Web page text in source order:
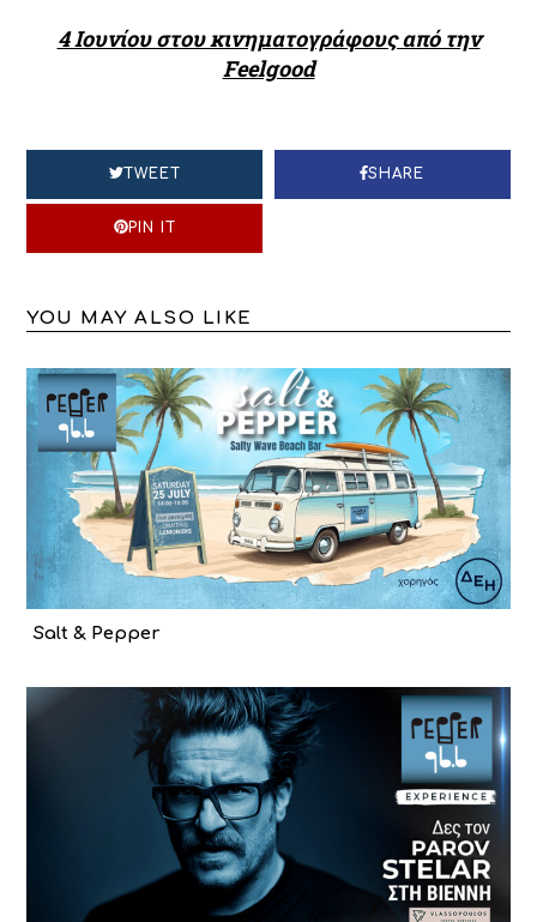
4 Ιουνίου στου κινηματογράφους από την
Feelgood
TWEET SHARE
PIN IT
YOU MAY ALSO LIKE
Salt & Pepper